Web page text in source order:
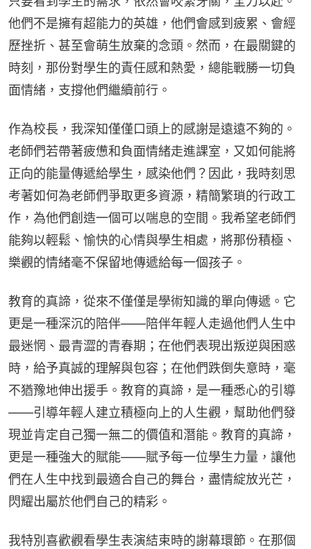
他們不是擁有超能力的英雄，他們會感到疲累、會經
歷挫折、甚至會萌生放棄的念頭。然而，在最關鍵的
時刻，那份對學生的責任感和熱愛，總能戰勝一切負
面情緒，支撐他們繼續前行。
作為校長，我深知僅僅口頭上的感謝是遠遠不夠的。
老師們若帶著疲憊和負面情緒走進課室，又如何能將
正向的能量傳遞給學生，感染他們？因此，我時刻思
考著如何為老師們爭取更多資源，精簡繁瑣的行政工
作，為他們創造一個可以喘息的空間。我希望老師們
能夠以輕鬆、愉快的心情與學生相處，將那份積極、
樂觀的情緒毫不保留地傳遞給每一個孩子。
教育的真諦，從來不僅僅是學術知識的單向傳遞。它
更是一種深沉的陪伴——陪伴年輕人走過他們人生中
最迷惘、最青澀的青春期；在他們表現出叛逆與困惑
時，給予真誠的理解與包容；在他們跌倒失意時，毫
不猶豫地伸出援手。教育的真諦，是一種悉心的引導
——引導年輕人建立積極向上的人生觀，幫助他們發
現並肯定自己獨一無二的價值和潛能。教育的真諦，
更是一種強大的賦能——賦予每一位學生力量，讓他
們在人生中找到最適合自己的舞台，盡情綻放光芒，
閃耀出屬於他們自己的精彩。
我特別喜歡觀看學生表演結束時的謝幕環節。在那個